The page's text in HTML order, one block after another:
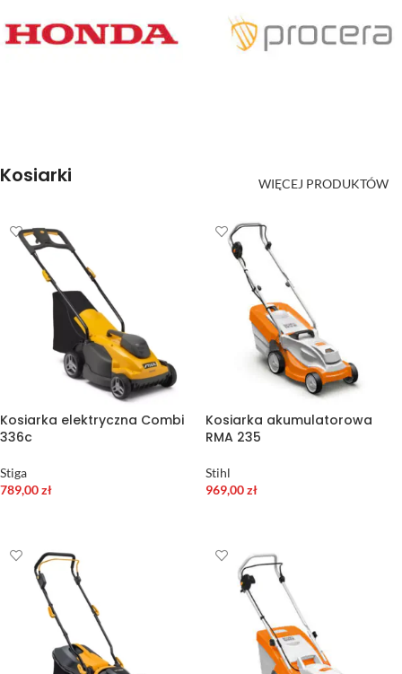
ZOBACZ PRODUKTY ZOBACZ PRODUKTY
Kosiarki WIĘCEJ PRODUKTÓW
Kosiarka elektryczna Combi
336c
Stiga
789,00zł
Kosiarka akumulatorowa
RMA 235
Stihl
969,00zł